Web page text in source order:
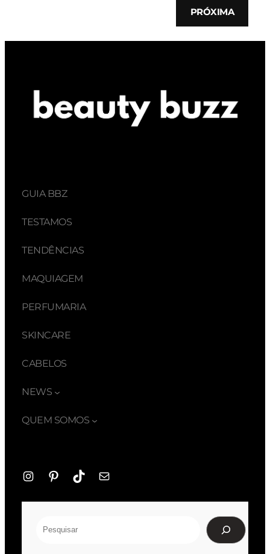
PRÓXIMA
GUIA BBZ
TESTAMOS
TENDÊNCIAS
MAQUIAGEM
PERFUMARIA
SKINCARE
CABELOS
NEWS
QUEM SOMOS
InstagramPinterestTikTokE-